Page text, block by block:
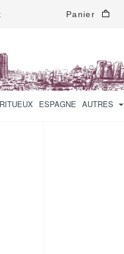
Panier
ESPAGNE AUTRES